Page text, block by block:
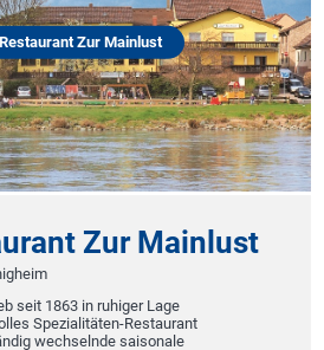
Zur Mainlust
Zur Mainlust
seit 1863 in ruhiger Lage
Spezialitäten-Restaurant
wechselnde saisonale